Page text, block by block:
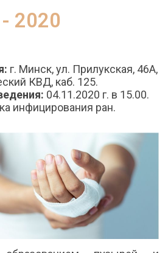
2020
г. Минск, ул. Прилукская, 46А,
КВД, каб. 125.
04.11.2020 г. в 15.00.
инфицирования ран.